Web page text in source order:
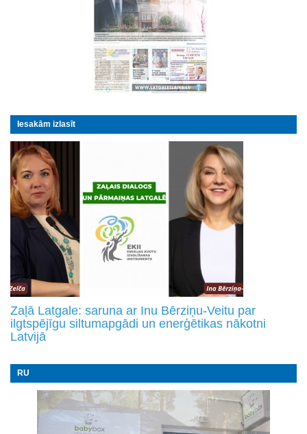
Iesakām izlasīt
Zaļā Latgale: saruna ar Inu Bērziņu-Veitu par
ilgtspējīgu siltumapgādi un enerģētikas nākotni
Latvijā
RU